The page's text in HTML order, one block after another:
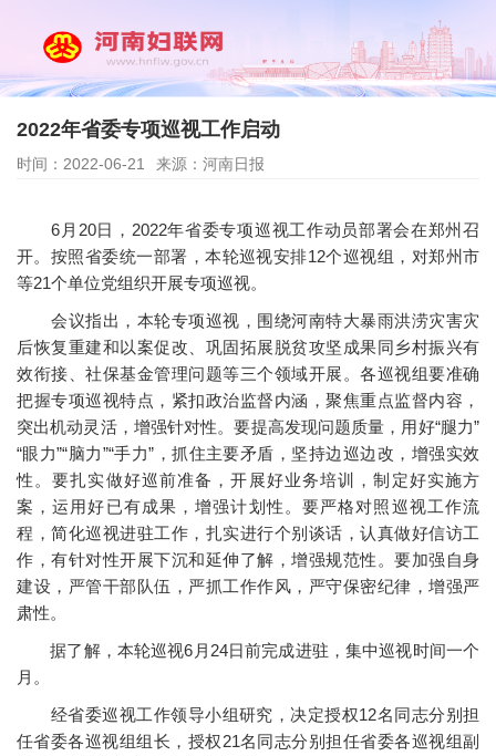
2022年省委专项巡视工作启动
时间：2022-06-21 来源：河南日报
6月20日，2022年省委专项巡视工作动员部署会在郑州召
开。按照省委统一部署，本轮巡视安排12个巡视组，对郑州市
等21个单位党组织开展专项巡视。
会议指出，本轮专项巡视，围绕河南特大暴雨洪涝灾害灾
后恢复重建和以案促改、巩固拓展脱贫攻坚成果同乡村振兴有
效衔接、社保基金管理问题等三个领域开展。各巡视组要准确
把握专项巡视特点，紧扣政治监督内涵，聚焦重点监督内容，
突出机动灵活，增强针对性。要提高发现问题质量，用好“腿力”
“眼力”“脑力”“手力”，抓住主要矛盾，坚持边巡边改，增强实效
性。要扎实做好巡前准备，开展好业务培训，制定好实施方
案，运用好已有成果，增强计划性。要严格对照巡视工作流
程，简化巡视进驻工作，扎实进行个别谈话，认真做好信访工
作，有针对性开展下沉和延伸了解，增强规范性。要加强自身
建设，严管干部队伍，严抓工作作风，严守保密纪律，增强严
肃性。
据了解，本轮巡视6月24日前完成进驻，集中巡视时间一个
月。
经省委巡视工作领导小组研究，决定授权12名同志分别担
任省委各巡视组组长，授权21名同志分别担任省委各巡视组副